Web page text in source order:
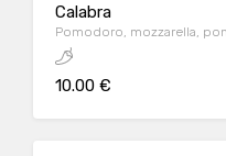
Calabra
Pomodoro, mozzarella,
10.00 €